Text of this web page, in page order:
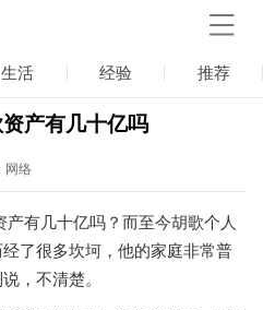
生活 经验 推荐
产有几十亿吗
网络
有几十亿吗？而至今胡歌个人
了很多坎坷，他的家庭非常普
，不清楚。